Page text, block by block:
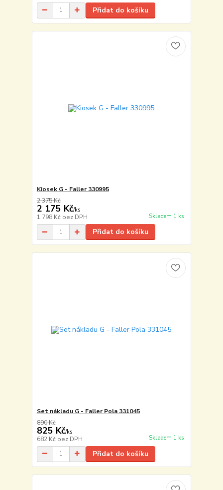
Přidat do košíku
Kiosek G - Faller 330995
2 375 Kč
2 175 Kč/ks
1 798 Kč bez DPH Skladem 1 ks
Přidat do košíku
Set nákladu G - Faller Pola 331045
890 Kč
825 Kč/ks
682 Kč bez DPH Skladem 1 ks
Přidat do košíku